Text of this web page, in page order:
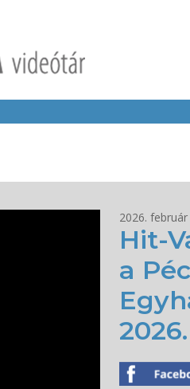
2026.
Hit-
a